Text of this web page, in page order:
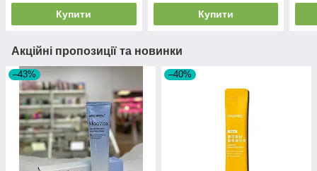
Купити Купити
Акційні пропозиції та новинки
–43% –40%